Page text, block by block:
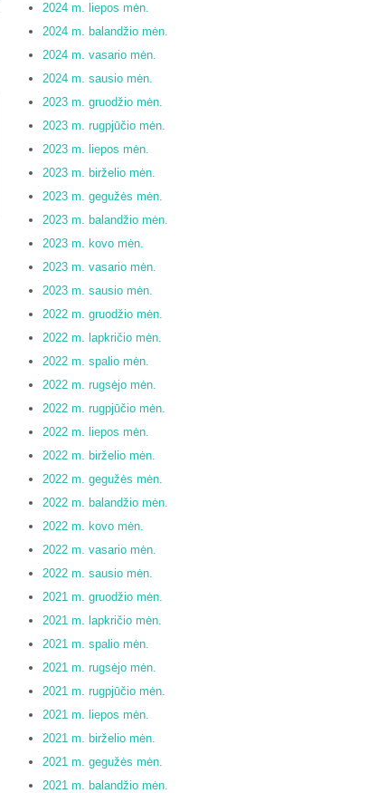
2024 m. liepos mėn.
2024 m. balandžio mėn.
2024 m. vasario mėn.
2024 m. sausio mėn.
2023 m. gruodžio mėn.
2023 m. rugpjūčio mėn.
2023 m. liepos mėn.
2023 m. birželio mėn.
2023 m. gegužės mėn.
2023 m. balandžio mėn.
2023 m. kovo mėn.
2023 m. vasario mėn.
2023 m. sausio mėn.
2022 m. gruodžio mėn.
2022 m. lapkričio mėn.
2022 m. spalio mėn.
2022 m. rugsėjo mėn.
2022 m. rugpjūčio mėn.
2022 m. liepos mėn.
2022 m. birželio mėn.
2022 m. gegužės mėn.
2022 m. balandžio mėn.
2022 m. kovo mėn.
2022 m. vasario mėn.
2022 m. sausio mėn.
2021 m. gruodžio mėn.
2021 m. lapkričio mėn.
2021 m. spalio mėn.
2021 m. rugsėjo mėn.
2021 m. rugpjūčio mėn.
2021 m. liepos mėn.
2021 m. birželio mėn.
2021 m. gegužės mėn.
2021 m. balandžio mėn.